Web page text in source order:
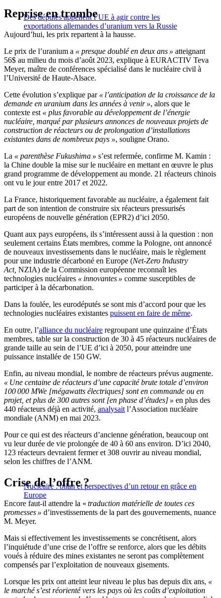
Des députés appellent l’UE à agir contre les
exportations allemandes d’uranium vers la Russie
Reprise en trombe
Aujourd’hui, les prix repartent à la hausse.
Le prix de l’uranium a « presque doublé en deux ans » atteignant
56$ au milieu du mois d’août 2023, explique à EURACTIV Teva
Meyer, maître de conférences spécialisé dans le nucléaire civil à
l’Université de Haute-Alsace.
Cette évolution s’explique par « l’anticipation de la croissance de la
demande en uranium dans les années à venir », alors que le
contexte est « plus favorable au développement de l’énergie
nucléaire, marqué par plusieurs annonces de nouveaux projets de
construction de réacteurs ou de prolongation d’installations
existantes dans de nombreux pays », souligne Orano.
La « parenthèse Fukushima » s’est refermée, confirme M. Kamin :
la Chine double la mise sur le nucléaire en mettant en œuvre le plus
grand programme de développement au monde. 21 réacteurs chinois
ont vu le jour entre 2017 et 2022.
La France, historiquement favorable au nucléaire, a également fait
part de son intention de construire six réacteurs pressurisés
européens de nouvelle génération (EPR2) d’ici 2050.
Quant aux pays européens, ils s’intéressent aussi à la question : non
seulement certains États membres, comme la Pologne, ont annoncé
de nouveaux investissements dans le nucléaire, mais le règlement
pour une industrie décarboné en Europe (Net-Zero Industry
Act, NZIA) de la Commission européenne reconnaît les
technologies nucléaires « innovantes » comme susceptibles de
participer à la décarbonation.
Dans la foulée, les eurodéputés se sont mis d’accord pour que les
technologies nucléaires existantes puissent en faire de même.
En outre, l’alliance du nucléaire regroupant une quinzaine d’États
membres, table sur la construction de 30 à 45 réacteurs nucléaires de
grande taille au sein de l’UE d’ici à 2050, pour atteindre une
puissance installée de 150 GW.
Enfin, au niveau mondial, le nombre de réacteurs prévus augmente.
« Une centaine de réacteurs d’une capacité brute totale d’environ
100 000 MWe [mégawatts électriques] sont en commande ou en
projet, et plus de 300 autres sont [en phase d’études] » en plus des
440 réacteurs déjà en activité, analysait l’Association nucléaire
mondiale (ANM) en mai 2023.
Pour ce qui est des réacteurs d’ancienne génération, beaucoup ont
vu leur durée de vie prolongée de 40 à 60 ans environ. D’ici 2040,
123 réacteurs devraient fermer et 308 ouvrir au niveau mondial,
selon les chiffres de l’ANM.
Nucléaire : bilan et perspectives d’un retour en grâce en
Europe
Crise de l’offre ?
Encore faut-il attendre la « traduction matérielle de toutes ces
promesses » d’investissements de la part des gouvernements, nuance
M. Meyer.
Mais si effectivement les investissements se concrétisent, alors
l’inquiétude d’une crise de l’offre se renforce, alors que les débits
voués à réduire des mines existantes ne seront pas complètement
compensés par l’exploitation de nouveaux gisements.
Lorsque les prix ont atteint leur niveau le plus bas depuis dix ans, «
le marché s’est réorienté vers les pays où les coûts d’exploitation